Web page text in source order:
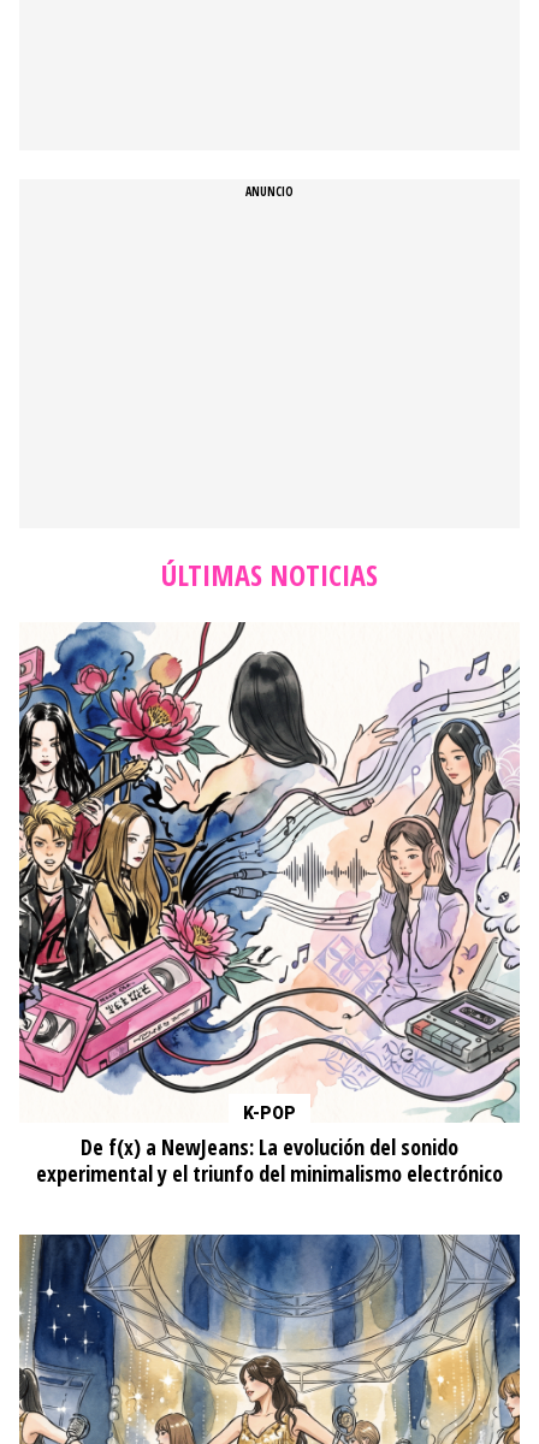
ÚLTIMAS NOTICIAS
K-POP
De f(x) a NewJeans: La evolución del sonido
experimental y el triunfo del minimalismo electrónico